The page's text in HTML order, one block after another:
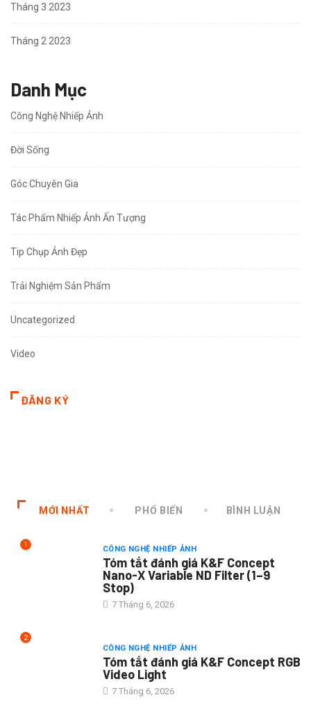
Tháng 3 2023
Tháng 2 2023
Danh Mục
Công Nghệ Nhiếp Ảnh
Đời Sống
Góc Chuyên Gia
Tác Phẩm Nhiếp Ảnh Ấn Tượng
Tip Chụp Ảnh Đẹp
Trải Nghiệm Sản Phẩm
Uncategorized
Video
ĐĂNG KÝ
MỚI NHẤT PHỔ BIẾN BÌNH LUẬN
1 CÔNG NGHỆ NHIẾP ẢNH
Tóm tắt đánh giá K&F Concept
Nano-X Variable ND Filter (1–9
Stop)
7 Tháng 6, 2026
2
CÔNG NGHỆ NHIẾP ẢNH
Tóm tắt đánh giá K&F Concept RGB
Video Light
7 Tháng 6, 2026